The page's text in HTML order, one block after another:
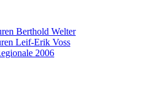
Berthold Welter
Leif-Erik Voss
2006